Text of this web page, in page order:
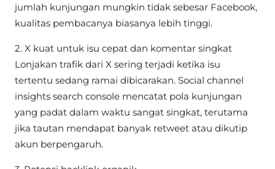
jumlah kunjungan mungkin tidak sebesar Facebook,
kualitas pembacanya biasanya lebih tinggi.
2. X kuat untuk isu cepat dan komentar singkat
Lonjakan trafik dari X sering terjadi ketika isu
tertentu sedang ramai dibicarakan. Social channel
insights search console mencatat pola kunjungan
yang padat dalam waktu sangat singkat, terutama
jika tautan mendapat banyak retweet atau dikutip
akun berpengaruh.